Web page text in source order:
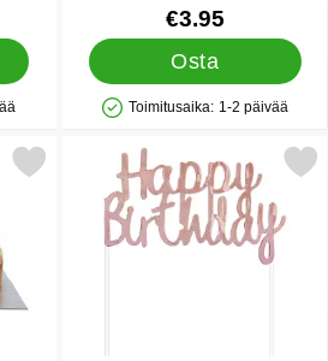
Kullanvärinen
Tuote.nro 84004
€3.95
Osta
Saatavuus: Varastossa
Toimitusaika: 1-2 päivää
Birthday Kulta suosikiksi
Merkitse kakkukoriste Happy